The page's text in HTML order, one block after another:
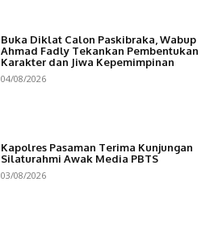
Buka Diklat Calon Paskibraka, Wabup
Ahmad Fadly Tekankan Pembentukan
Karakter dan Jiwa Kepemimpinan
04/08/2026
Kapolres Pasaman Terima Kunjungan
Silaturahmi Awak Media PBTS
03/08/2026